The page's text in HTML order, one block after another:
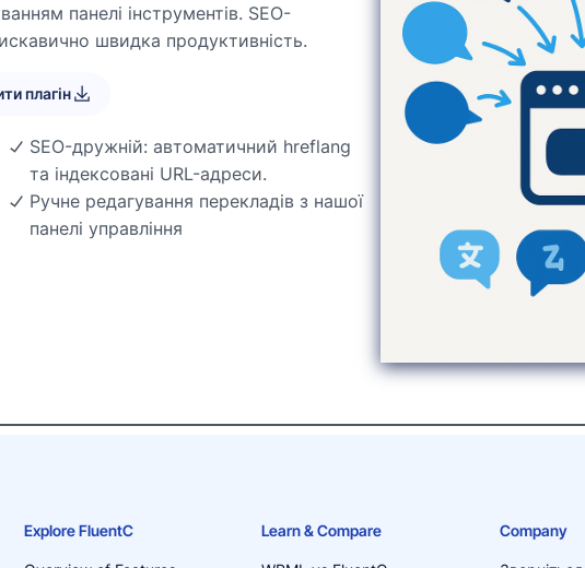
панелі інструментів. SEO-
швидка продуктивність.
плагін
SEO-дружній: автоматичний hreflang
та індексовані URL-адреси.
Ручне редагування перекладів з нашої
панелі управління
Explore FluentC Learn & Compare Company